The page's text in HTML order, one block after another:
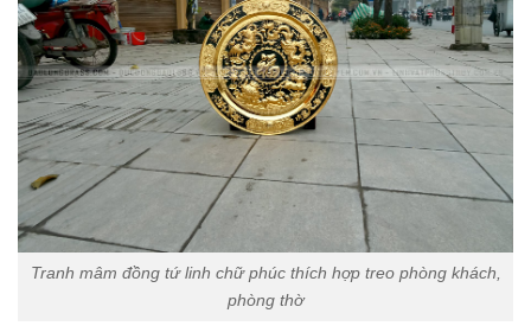
Tranh mâm đồng tứ linh chữ phúc thích hợp treo phòng khách,
phòng thờ